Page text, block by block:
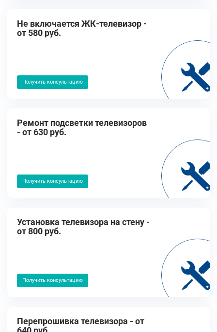
Не включается ЖК-телевизор -
от 580 руб.
Получить консультацию
Ремонт подсветки телевизоров
- от 630 руб.
Получить консультацию
Установка телевизора на стену -
от 800 руб.
Получить консультацию
Перепрошивка телевизора - от